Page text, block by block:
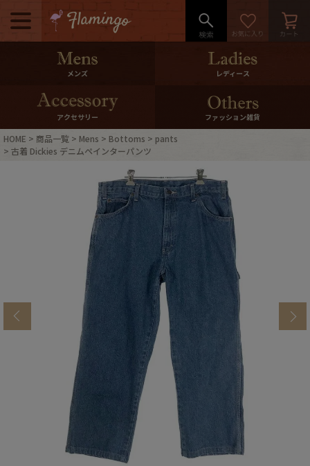
メニュー
500pt＆10％Offクーポンプレゼン
10％0ffクーポンプレゼント
ログイン・会員登録
マイページ
International Shipping
ブランドから探す
年代から探す
メンズ商品カテゴリーから探す
Outer
メンズ レディース
アクセサリー ファッション雑貨
HOME 商品一覧 Mens Bottoms
pants
古着 Dickies デニムペインターパンツ